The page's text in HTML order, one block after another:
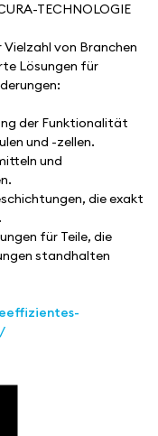
TECHNOLOGIE
von Branchen
Lösungen für
der Funktionalität
und -zellen.
und
die exakt
für Teile, die
standhalten